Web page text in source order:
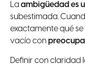
La ambigüedad es
subestimada.
exactamente qué
vacío con
Definir con claridad